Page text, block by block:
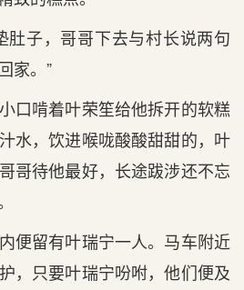
肚子，哥哥下去与村长说两句
家。”
口啃着叶荣笙给他拆开的软糕
水，饮进喉咙酸酸甜甜的，叶
哥待他最好，长途跋涉还不忘
便留有叶瑞宁一人。马车附近
，只要叶瑞宁吩咐，他们便及